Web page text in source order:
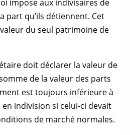
impose aux indivisaires de
part qu’ils détiennent. Cet
du seul patrimoine de
doit déclarer la valeur de
de la valeur des parts
est toujours inférieure à
indivision si celui-ci devait
de marché normales.